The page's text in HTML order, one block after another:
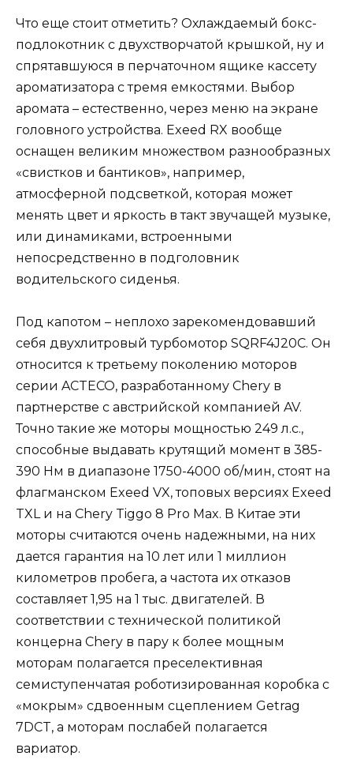
Что еще стоит отметить? Охлаждаемый бокс-
подлокотник с двухстворчатой крышкой, ну и
спрятавшуюся в перчаточном ящике кассету
ароматизатора с тремя емкостями. Выбор
аромата – естественно, через меню на экране
головного устройства. Exeed RX вообще
оснащен великим множеством разнообразных
«свистков и бантиков», например,
атмосферной подсветкой, которая может
менять цвет и яркость в такт звучащей музыке,
или динамиками, встроенными
непосредственно в подголовник
водительского сиденья.
Под капотом – неплохо зарекомендовавший
себя двухлитровый турбомотор SQRF4J20C. Он
относится к третьему поколению моторов
серии ACTECO, разработанному Chery в
партнерстве с австрийской компанией AV.
Точно такие же моторы мощностью 249 л.с.,
способные выдавать крутящий момент в 385-
390 Нм в диапазоне 1750-4000 об/мин, стоят на
флагманском Exeed VX, топовых версиях Exeed
TXL и на Chery Tiggo 8 Pro Max. В Китае эти
моторы считаются очень надежными, на них
дается гарантия на 10 лет или 1 миллион
километров пробега, а частота их отказов
составляет 1,95 на 1 тыс. двигателей. В
соответствии с технической политикой
концерна Chery в пару к более мощным
моторам полагается преселективная
семиступенчатая роботизированная коробка с
«мокрым» сдвоенным сцеплением Getrag
7DCT, а моторам послабей полагается
вариатор.